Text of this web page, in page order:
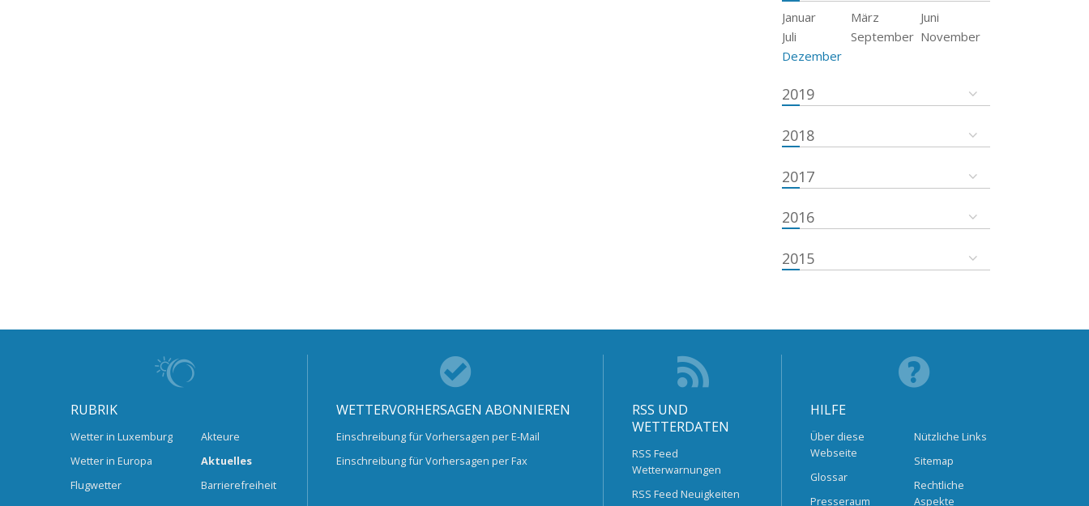
Januar März
Juni
Juli
September November
Dezember
2019
2018
2017
2016
2015
RUBRIK
Wetter in Luxemburg
Wetter in Europa
Flugwetter
Akteure
Aktuelles
Barrierefreiheit
WETTERVORHERSAGEN ABONNIEREN
Einschreibung für Vorhersagen per E-Mail
Einschreibung für Vorhersagen per Fax
RSS UND
WETTERDATEN
RSS Feed
Wetterwarnungen
RSS Feed Neuigkeiten
HILFE
Über diese
Webseite
Glossar
Presseraum
Nützliche Links
Sitemap
Rechtliche
Aspekte